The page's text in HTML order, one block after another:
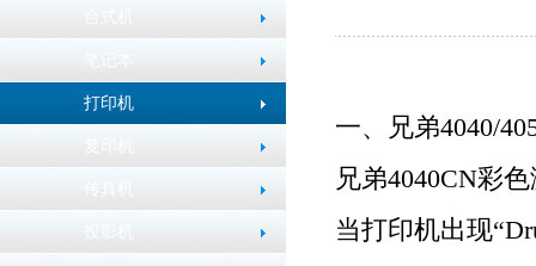
打印机
一、兄弟4040/
兄弟4040CN彩色
当打印机出现